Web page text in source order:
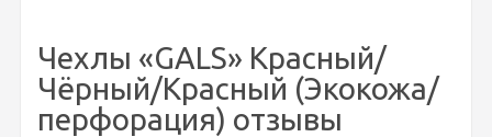
Чехлы «GALS» Красный/
Чёрный/Красный (Экокожа/
перфорация) отзывы